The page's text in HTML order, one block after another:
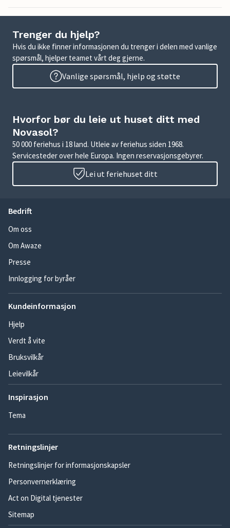
Trenger du hjelp?
Hvis du ikke finner informasjonen du trenger i delen med vanlige
spørsmål, hjelper teamet vårt deg gjerne.
Vanlige spørsmål, hjelp og støtte
Hvorfor bør du leie ut huset ditt med
Novasol?
50 000 feriehus i 18 land. Utleie av feriehus siden 1968.
Servicesteder over hele Europa. Ingen reservasjonsgebyrer.
Lei ut feriehuset ditt
Bedrift
Om oss
Om Awaze
Presse
Innlogging for byråer
Kundeinformasjon
Hjelp
Verdt å vite
Bruksvilkår
Leievilkår
Inspirasjon
Tema
Retningslinjer
Retningslinjer for informasjonskapsler
Personvernerklæring
Act on Digital tjenester
Sitemap